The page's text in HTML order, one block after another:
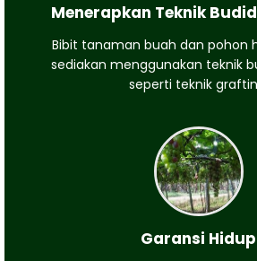
Menerapkan Teknik
Bibit tanaman buah dan pohon
sediakan menggunakan teknik
seperti teknik
Garansi Hidup